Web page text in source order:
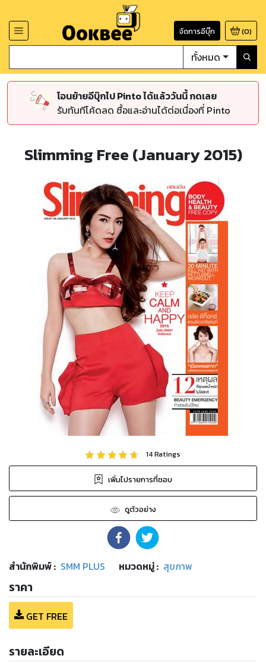
จัดการอีบุ๊ก (0)
ทั้งหมด
โอนย้ายอีบุ๊กไป Pinto ได้แล้ววันนี้ กดเลย
รับทันทีโค้ดลด ซื้อและอ่านได้ต่อเนื่องที่ Pinto
Slimming Free (January 2015)
14Ratings
เพิ่มไปรายการที่ชอบ
ดูตัวอย่าง
สำนักพิมพ์: SMM PLUS หมวดหมู่: สุขภาพ
ราคา
GET FREE
รายละเอียด